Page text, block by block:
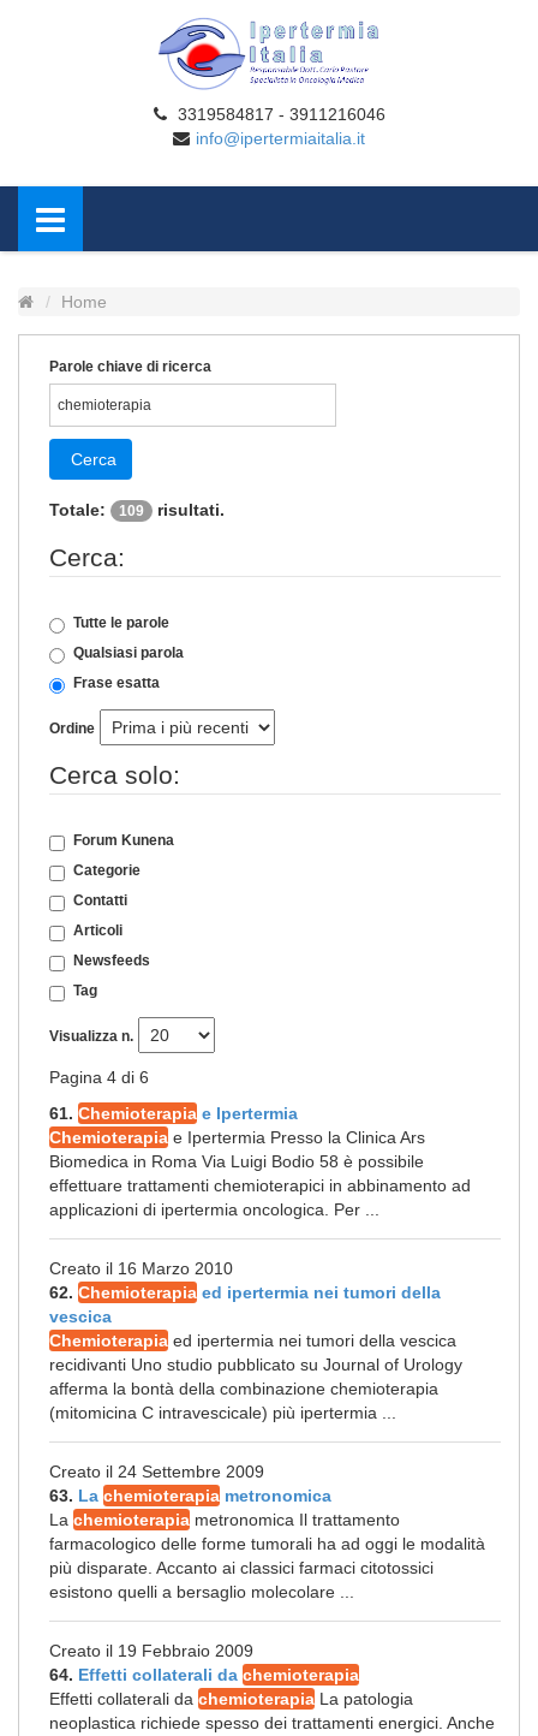
3319584817 - 3911216046
info@ipertermiaitalia.it
Home
Parole chiave di ricerca
Cerca
Totale: 109 risultati.
Cerca:
Tutte le parole
Qualsiasi parola
Frase esatta
Ordine
Cerca solo:
Forum Kunena
Categorie
Contatti
Articoli
Newsfeeds
Tag
Visualizza n.
Pagina 4 di 6
61. Chemioterapia e Ipertermia
Chemioterapia e Ipertermia Presso la Clinica Ars
Biomedica in Roma Via Luigi Bodio 58 è possibile
effettuare trattamenti chemioterapici in abbinamento ad
applicazioni di ipertermia oncologica. Per ...
Creato il 16 Marzo 2010
62. Chemioterapia ed ipertermia nei tumori della
vescica
Chemioterapia ed ipertermia nei tumori della vescica
recidivanti Uno studio pubblicato su Journal of Urology
afferma la bontà della combinazione chemioterapia
(mitomicina C intravescicale) più ipertermia ...
Creato il 24 Settembre 2009
63. La chemioterapia metronomica
La chemioterapia metronomica Il trattamento
farmacologico delle forme tumorali ha ad oggi le modalità
più disparate. Accanto ai classici farmaci citotossici
esistono quelli a bersaglio molecolare ...
Creato il 19 Febbraio 2009
64. Effetti collaterali da chemioterapia
Effetti collaterali da chemioterapia La patologia
neoplastica richiede spesso dei trattamenti energici. Anche